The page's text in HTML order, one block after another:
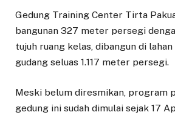
Gedung Training Center Tirta
bangunan 327 meter persegi
tujuh ruang kelas, dibangun di
gudang seluas 1.117 meter persegi.
Meski belum diresmikan, program
gedung ini sudah dimulai sejak 17